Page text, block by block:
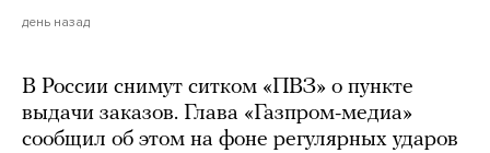
день назад
В России снимут ситком «ПВЗ» о пункте
выдачи заказов. Глава «Газпром-медиа»
сообщил об этом на фоне регулярных ударов